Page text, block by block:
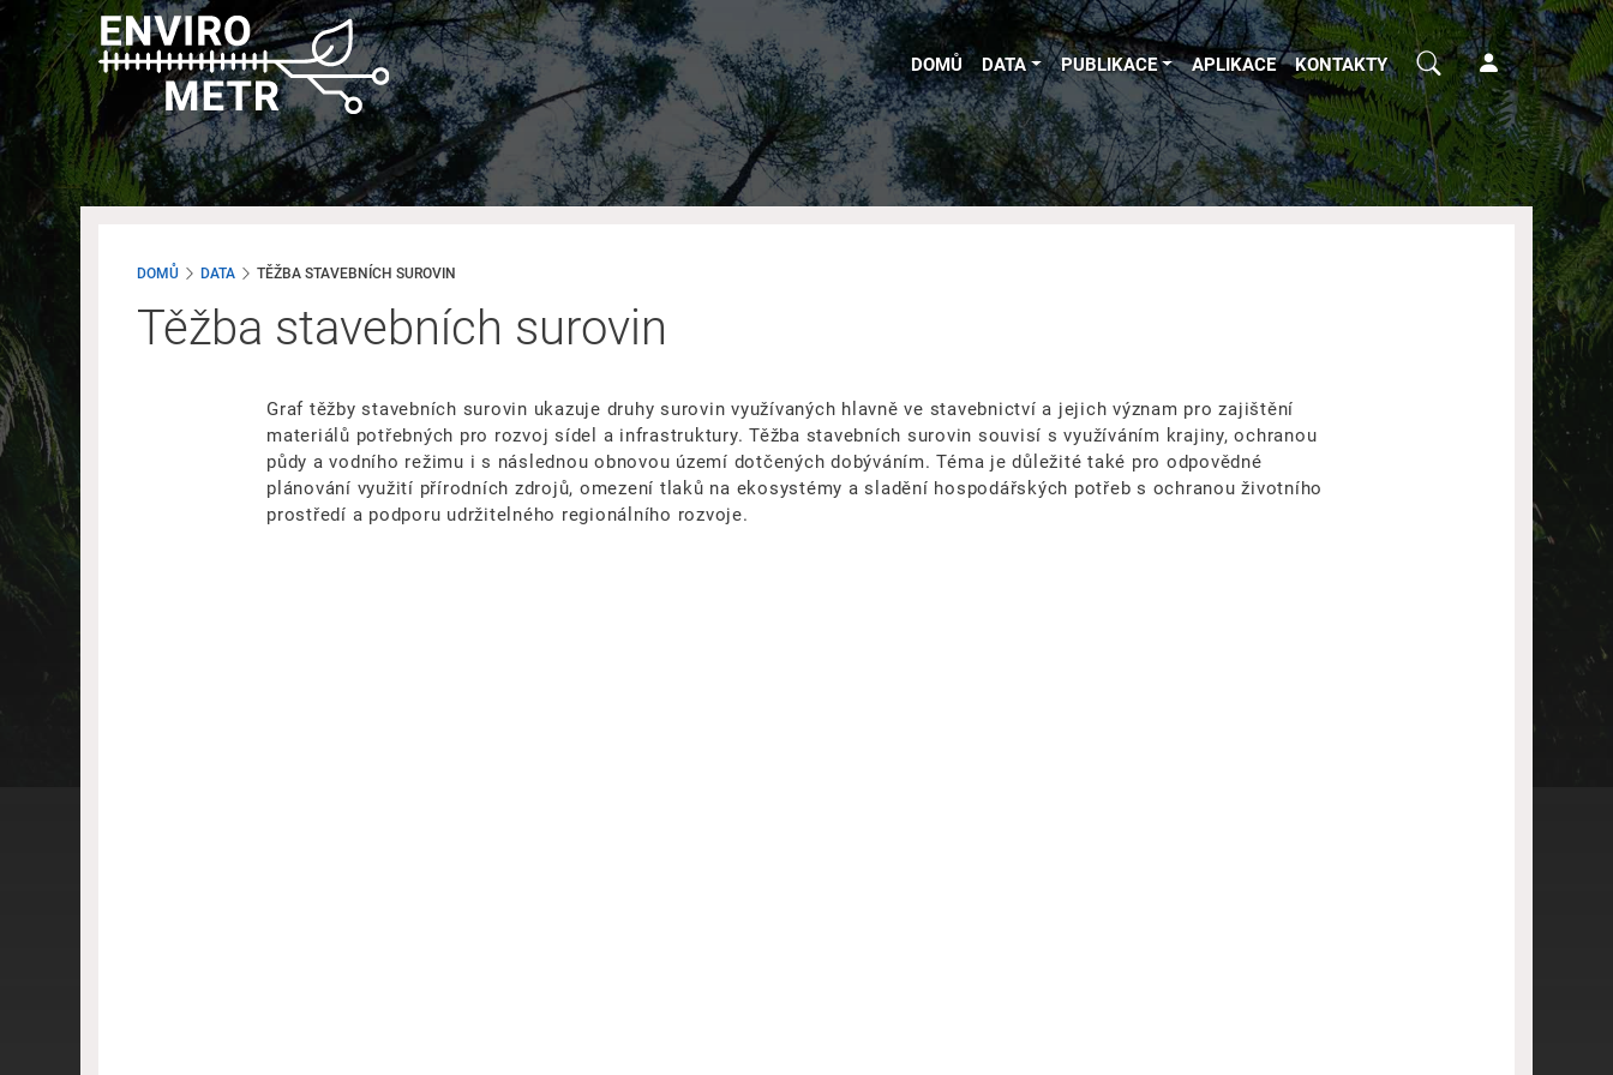
Přejít
k
hlavnímu
obsahu
DOMŮ DATA PUBLIKACE APLIKACE KONTAKTY
DOMŮ DATA TĚŽBA STAVEBNÍCH SUROVIN
Těžba stavebních surovin
Graf těžby stavebních surovin ukazuje druhy surovin využívaných hlavně ve stavebnictví a jejich význam pro zajištění
materiálů potřebných pro rozvoj sídel a infrastruktury. Těžba stavebních surovin souvisí s využíváním krajiny, ochranou
půdy a vodního režimu i s následnou obnovou území dotčených dobýváním. Téma je důležité také pro odpovědné
plánování využití přírodních zdrojů, omezení tlaků na ekosystémy a sladění hospodářských potřeb s ochranou životního
prostředí a podporu udržitelného regionálního rozvoje.